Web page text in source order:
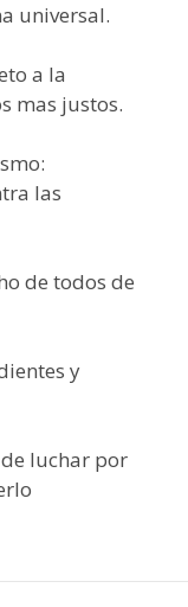
universal.
a la
mas justos.
las
de todos de
y
de luchar por